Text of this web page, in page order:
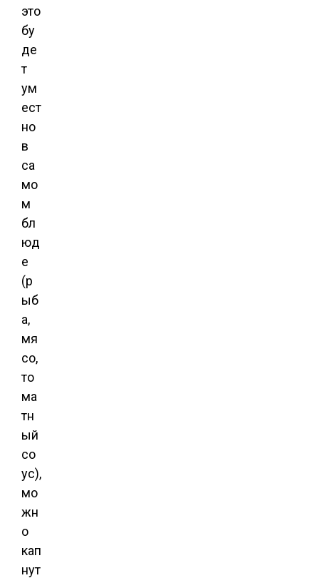
это
бу
де
т
ум
ест
но
в
са
мо
м
бл
юд
е
(р
ыб
а,
мя
со,
то
ма
тн
ый
со
ус),
мо
жн
о
кап
нут